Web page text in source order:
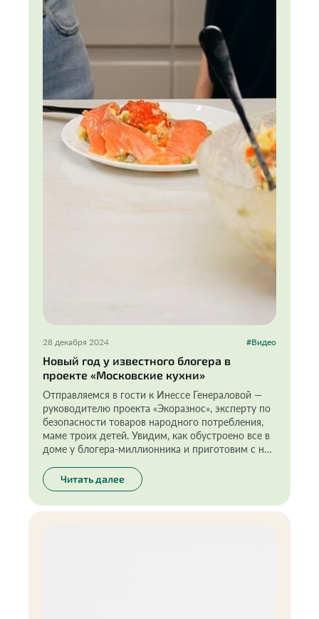
28 декабря 2024 #Видео
Новый год у известного блогера в
проекте «Московские кухни»
Отправляемся в гости к Инессе Генераловой —
руководителю проекта «Экоразнос», эксперту по
безопасности товаров народного потребления,
маме троих детей. Увидим, как обустроено все в
доме у блогера-миллионника и приготовим с ней
правда вкусно!
Читать далее